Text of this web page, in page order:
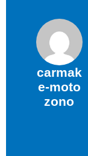
carmak
e-moto
zono